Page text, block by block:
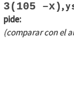
3(105 –x), y
pide:
(comparar con el